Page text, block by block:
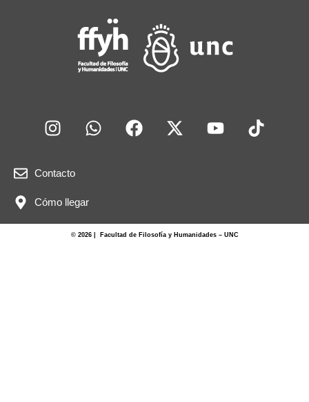
Contacto
Cómo llegar
© 2026 | Facultad de Filosofía y Humanidades – UNC